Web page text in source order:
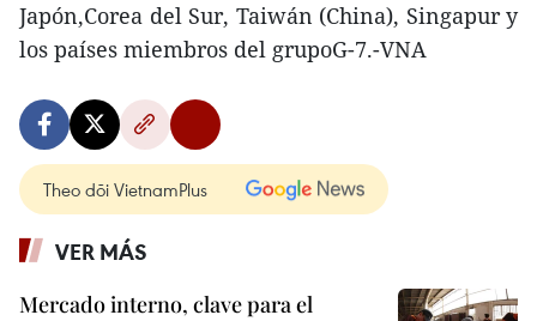
Japón,Corea del Sur, Taiwán (China), Singapur y
los países miembros del grupoG-7.-VNA
Theo dõi VietnamPlus
VER MÁS
Mercado interno, clave para el